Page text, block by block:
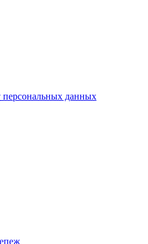
персональных данных